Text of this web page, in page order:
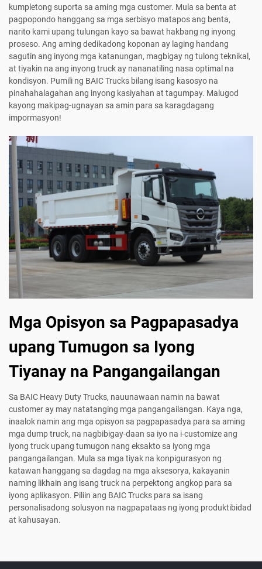
kumpletong suporta sa aming mga customer. Mula sa benta at
pagpopondo hanggang sa mga serbisyo matapos ang benta,
narito kami upang tulungan kayo sa bawat hakbang ng inyong
proseso. Ang aming dedikadong koponan ay laging handang
sagutin ang inyong mga katanungan, magbigay ng tulong teknikal,
at tiyakin na ang inyong truck ay nananatiling nasa optimal na
kondisyon. Pumili ng BAIC Trucks bilang isang kasosyo na
pinahahalagahan ang inyong kasiyahan at tagumpay. Malugod
kayong makipag-ugnayan sa amin para sa karagdagang
impormasyon!
Mga Opisyon sa Pagpapasadya
upang Tumugon sa Iyong
Tiyanay na Pangangailangan
Sa BAIC Heavy Duty Trucks, nauunawaan namin na bawat
customer ay may natatanging mga pangangailangan. Kaya nga,
inaalok namin ang mga opisyon sa pagpapasadya para sa aming
mga dump truck, na nagbibigay-daan sa iyo na i-customize ang
iyong truck upang tumugon nang eksakto sa iyong mga
pangangailangan. Mula sa mga tiyak na konpigurasyon ng
katawan hanggang sa dagdag na mga aksesorya, kakayanin
naming likhain ang isang truck na perpektong angkop para sa
iyong aplikasyon. Piliin ang BAIC Trucks para sa isang
personalisadong solusyon na nagpapataas ng iyong produktibidad
at kahusayan.